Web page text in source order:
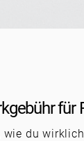
für
du